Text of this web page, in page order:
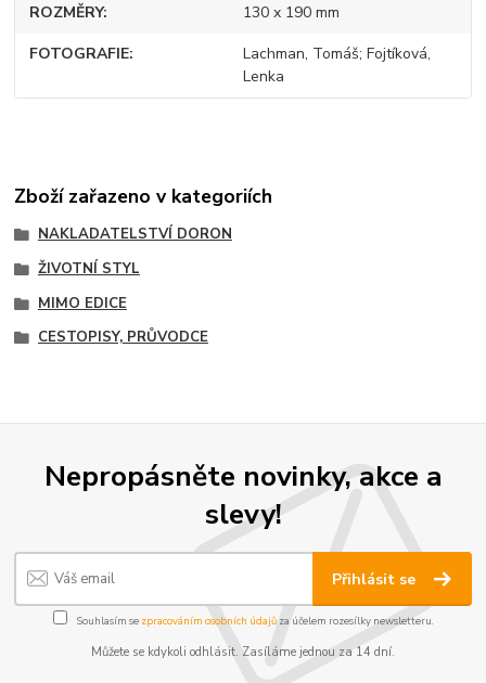
ROZMĚRY 130 x 190 mm
FOTOGRAFIE
Lachman, Tomáš; Fojtíková,
Lenka
Zboží zařazeno v kategoriích
NAKLADATELSTVÍ DORON
ŽIVOTNÍ STYL
MIMO EDICE
CESTOPISY, PRŮVODCE
Nepropásněte novinky, akce a
slevy!
Přihlásit se
Souhlasím se zpracováním osobních údajůza účelem rozesílky newsletteru.
Můžete se kdykoli odhlásit. Zasíláme jednou za 14 dní.